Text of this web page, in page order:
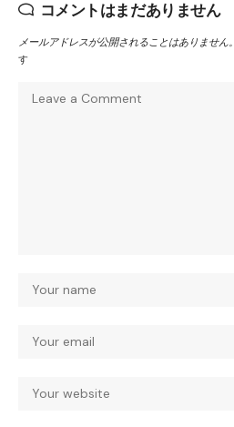
コメントはまだありません
メールアドレスが公開されることはありません。
す